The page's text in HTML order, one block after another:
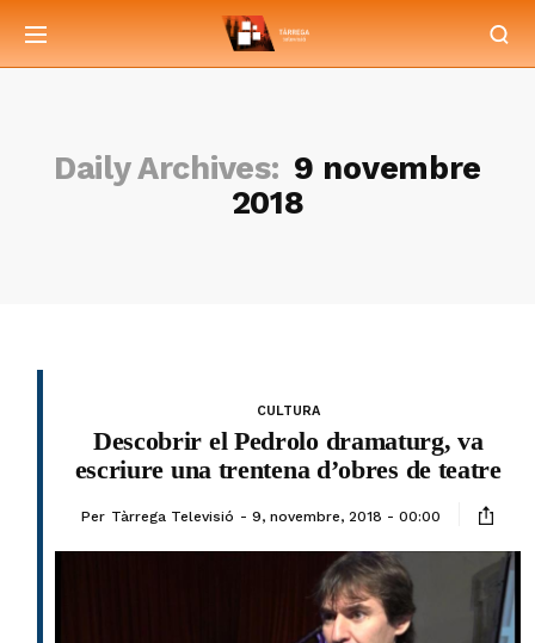
Daily Archives: 9 novembre
2018
CULTURA
Descobrir el Pedrolo dramaturg, va
escriure una trentena d’obres de teatre
Per Tàrrega Televisió 9, novembre, 2018 - 00:00